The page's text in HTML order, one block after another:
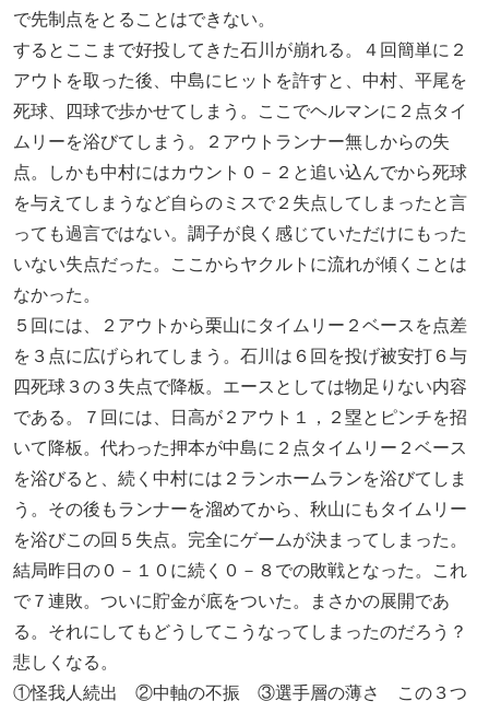
で先制点をとることはできない。
するとここまで好投してきた石川が崩れる。４回簡単に２
アウトを取った後、中島にヒットを許すと、中村、平尾を
死球、四球で歩かせてしまう。ここでヘルマンに２点タイ
ムリーを浴びてしまう。２アウトランナー無しからの失
点。しかも中村にはカウント０－２と追い込んでから死球
を与えてしまうなど自らのミスで２失点してしまったと言
っても過言ではない。調子が良く感じていただけにもった
いない失点だった。ここからヤクルトに流れが傾くことは
なかった。
５回には、２アウトから栗山にタイムリー２ベースを点差
を３点に広げられてしまう。石川は６回を投げ被安打６与
四死球３の３失点で降板。エースとしては物足りない内容
である。７回には、日高が２アウト１，２塁とピンチを招
いて降板。代わった押本が中島に２点タイムリー２ベース
を浴びると、続く中村には２ランホームランを浴びてしま
う。その後もランナーを溜めてから、秋山にもタイムリー
を浴びこの回５失点。完全にゲームが決まってしまった。
結局昨日の０－１０に続く０－８での敗戦となった。これ
で７連敗。ついに貯金が底をついた。まさかの展開であ
る。それにしてもどうしてこうなってしまったのだろう？
悲しくなる。
①怪我人続出 ②中軸の不振 ③選手層の薄さ この３つ